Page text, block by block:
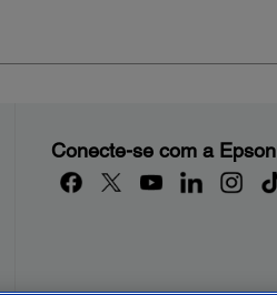
Conecte-se com a Epson